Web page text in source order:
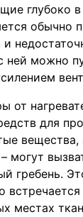
глубоко
обычно
ней можно
от
для
могут
гребень.
местах